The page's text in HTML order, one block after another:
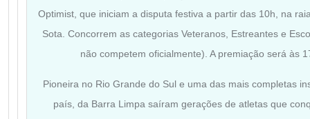
Optimist, que iniciam a disputa festiva a partir das 10h, na
Sota. Concorrem as categorias Veteranos, Estreantes e
não competem oficialmente). A premiação será às
Pioneira no Rio Grande do Sul e uma das mais completas
país, da Barra Limpa saíram gerações de atletas que